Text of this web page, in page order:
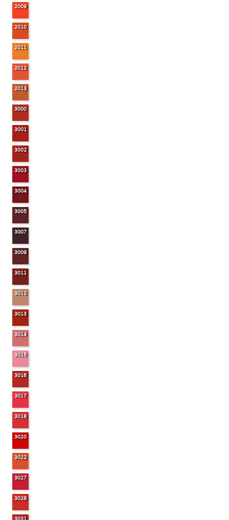
2009
2010
2011
2012
2013
3000
3001
3002
3003
3004
3005
3007
3009
3011
3012
3013
3014
3015
3016
3017
3018
3020
3022
3027
3028
3031